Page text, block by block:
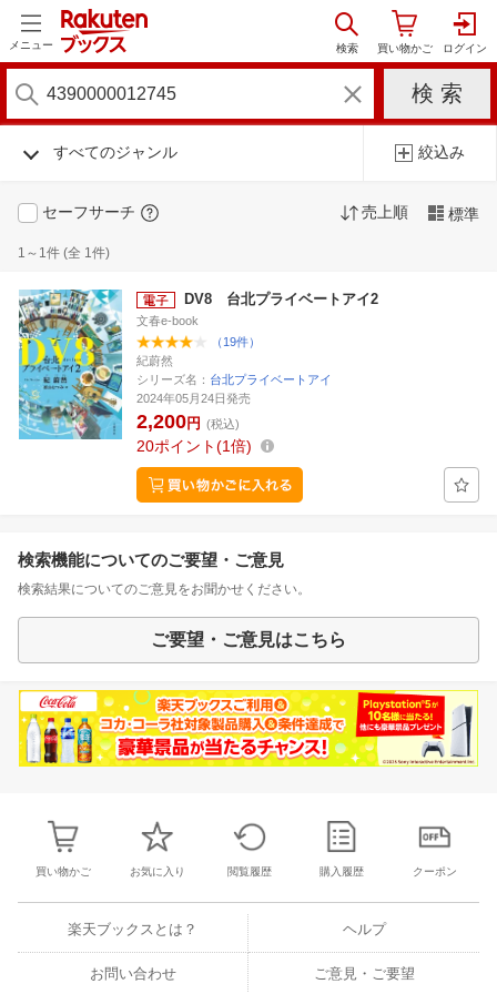
メニュー
すべてのジャンル 絞込み
セーフサーチ 売上順 標準
1～1件 (全 1件)
DV8 台北プライベートアイ2
文春e-book
（19件）
紀蔚然
シリーズ名： 台北プライベートアイ
2024年05月24日発売
2,200円 (税込)
20ポイント 1倍
検索機能についてのご要望・ご意見
検索結果についてのご意見をお聞かせください。
ご要望・ご意見はこちら
買い物かご お気に入り 閲覧履歴 購入履歴 クーポン
楽天ブックスとは？ ヘルプ
お問い合わせ ご意見・ご要望